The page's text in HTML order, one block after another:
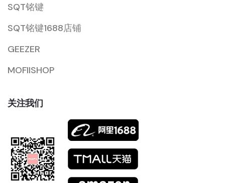
SQT铭键
SQT铭键1688店铺
GEEZER
MOFIISHOP
关注我们